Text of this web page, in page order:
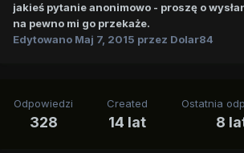
jakieś pytanie anonimowo - proszę o
na pewno mi go przekaże.
Edytowano Maj 7, 2015 przez Dolar84
Odpowiedzi
328
Created
14 lat
Ostatnia
8